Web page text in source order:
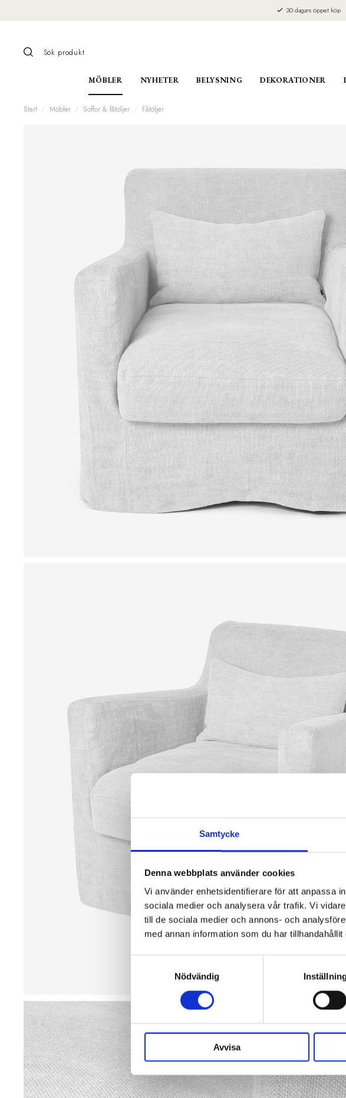
Samtycke
Denna webbplats använder cookies
Vi använder enhetsidentifierare för att anpassa
sociala medier och analysera vår trafik. Vi
till de sociala medier och annons- och
med annan information som du har
Nödvändig
Avvisa
30 dagars öppet köp
MÖBLER NYHETER BELYSNING DEKORATIONER
Start Möbler Soffor & fåtöljer
Fåtöljer